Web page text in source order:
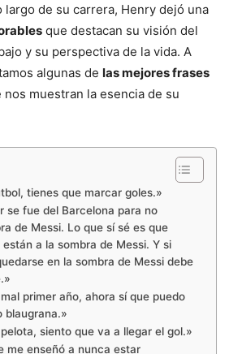
largo de su carrera, Henry dejó una
que destacan su visión del
y su perspectiva de la vida. A
algunas de las mejores frases
nos muestran la esencia de su
tienes que marcar goles.»
se fue del Barcelona para no
de Messi. Lo que sí sé es que
a la sombra de Messi. Y si
en la sombra de Messi debe
primer año, ahora sí que puedo
blaugrana.»
siento que va a llegar el gol.»
me enseñó a nunca estar